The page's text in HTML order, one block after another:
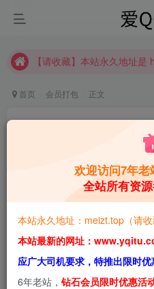
推广计划正式上线啦！可获
推广计划正式上线啦！可获
首页 会员打包 正文
青萌酱
1年前更新
本站预览图进行了压缩和
印。
欢迎访问7年老
全站所有资
本站永久地址：meizt.top（请收
本站最新的网址：
应广大司机要求，特推出限时优
6年老站， 钻石会员限时优惠活